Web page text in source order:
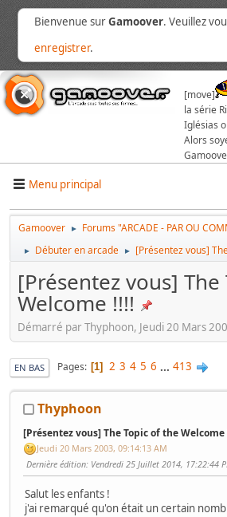
Bienvenue surGamoover. Veuillez
enregistrer.
[move]
la série
Iglésias
Alors
Menu principal
Gamoover ► Forums "ARCADE - PAR OU
► Débuter en arcade ► [Présentez vous]
[Présentez vous]
Welcome !!!!
Démarré par Thyphoon, Jeudi 20 Mars
EN BAS Pages 1 2 3 4 5 6 ... 413
Thyphoon
[Présentez vous] The Topic of the Welcome
Jeudi 20 Mars 2003, 09:14:13 AM
Dernière édition: Vendredi 25 Juillet 2014, 17:22:44
Salut les enfants !
j'ai remarqué qu'on était un certain